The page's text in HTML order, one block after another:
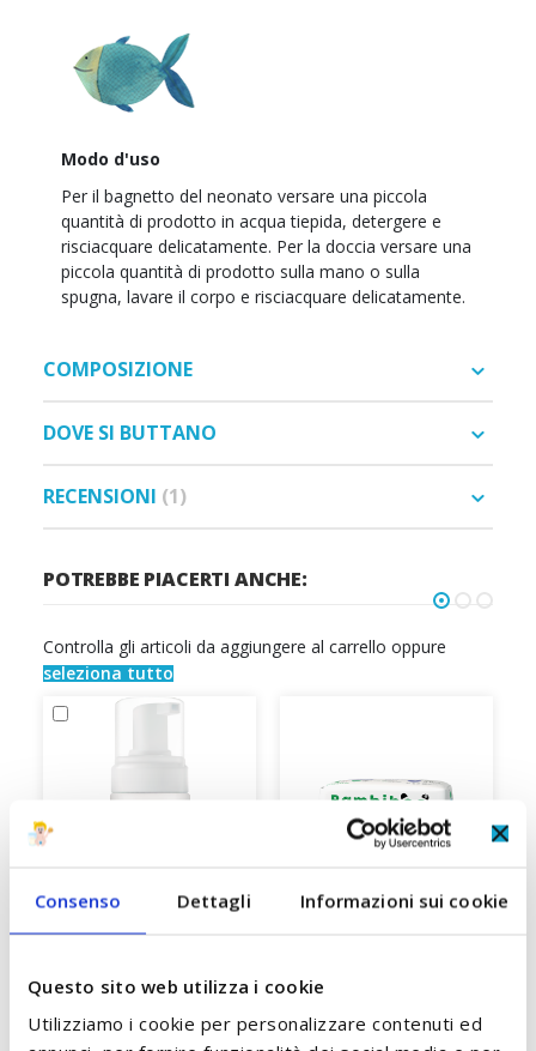
Consenso Dettagli Informazioni sui cookie
Questo sito web utilizza i cookie
Utilizziamo i cookie per personalizzare contenuti ed
Modo d'uso
Per il bagnetto del neonato versare una piccola
quantità di prodotto in acqua tiepida, detergere e
risciacquare delicatamente. Per la doccia versare una
piccola quantità di prodotto sulla mano o sulla
spugna, lavare il corpo e risciacquare delicatamente.
COMPOSIZIONE
DOVE SI BUTTANO
RECENSIONI 1
POTREBBE PIACERTI ANCHE:
Controlla gli articoli da aggiungere al carrello oppure
seleziona tutto
Lattea 150 ml Biolane
Taglia 3 Midi 6/11 Kg